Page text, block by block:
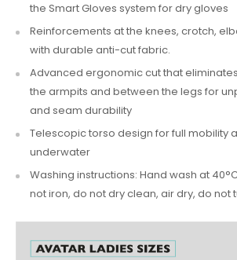
the Smart Gloves system for dry gloves
Reinforcements at the knees, crotch,
with durable anti-cut fabric.
Advanced ergonomic cut that
the armpits and between the legs for
and seam durability
Telescopic torso design for full mobility
underwater
Washing instructions: Hand wash at
not iron, do not dry clean, air dry, do not